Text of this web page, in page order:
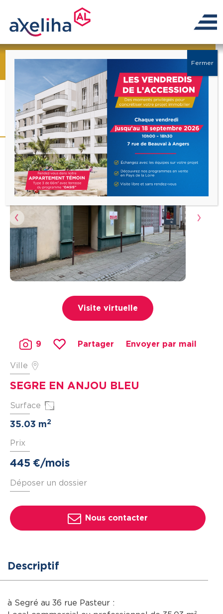
← Retour à la liste
Local commercial Segre
En Anjou Bleu 35.03 m2
Précédent
Visite virtuelle
9 Partager Envoyer par mail
Ville
SEGRE EN ANJOU BLEU
Surface
35.03 m2
Prix
445 € /mois
Déposer un dossier
Nous contacter
Descriptif
à Segré au 36 rue Pasteur :
Fermer